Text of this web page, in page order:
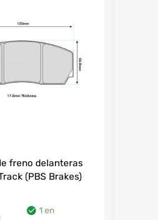
freno delanteras
(PBS Brakes)
1 en